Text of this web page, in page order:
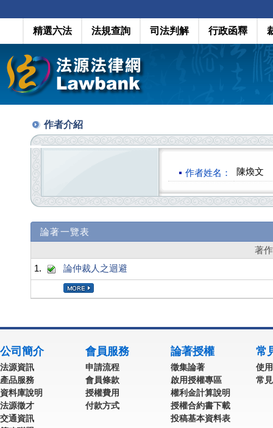
精選六法 法規查詢 司法判解 行政函釋
作者介紹
作者姓名： 陳煥文
論著一覽表
著
1.
論仲裁人之迴避
公司簡介
法源資訊
產品服務
資料庫說明
法源徵才
交通資訊
會員服務
申請流程
會員條款
授權費用
付款方式
論著授權
徵集論著
啟用授權專區
權利金計算說明
授權合約書下載
投稿基本資料表
常
使
常